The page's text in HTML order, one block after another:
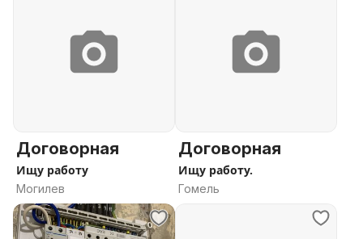
Договорная
Ищу работу
Могилев
Договорная
Ищу работу.
Гомель